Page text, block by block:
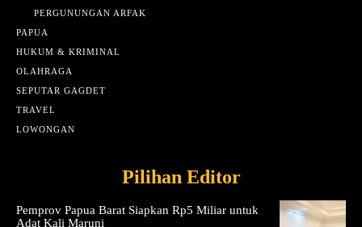
PERGUNUNGAN ARFAK
PAPUA
HUKUM & KRIMINAL
OLAHRAGA
SEPUTAR GAGDET
TRAVEL
LOWONGAN
Pilihan Editor
Pemprov Papua Barat Siapkan Rp5 Miliar untuk
Adat Kali Maruni